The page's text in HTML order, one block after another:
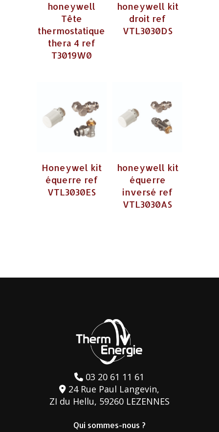
honeywell
Tête
thermostatique
thera 4 ref
T3019W0
honeywell kit
droit ref
VTL3030DS
Honeywel kit
équerre ref
VTL3030ES
honeywell kit
équerre
inversé ref
VTL3030AS
03 20 61 11 61
24 Rue Paul Langevin,
ZI du Hellu, 59260 LEZENNES
Qui sommes-nous ?